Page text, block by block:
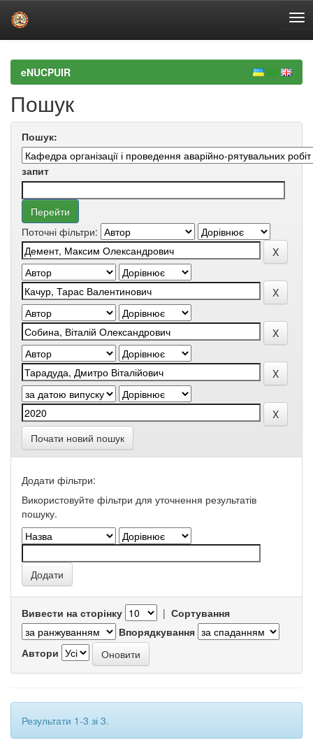
navigationeNUCPUIR
Пошук
Пошук:
запит
Поточні фільтри:
Почати новий пошук
Додати фільтри:
Використовуйте фільтри для уточнення результатів
пошуку.
Вивести на сторінку | Сортування
Впорядкування
Автори
Результати 1-3 зі 3.